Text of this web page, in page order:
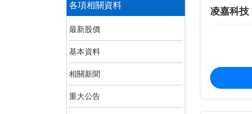
各項相關資料
最新股價
基本資料
相關新聞
重大公告
凌嘉科技